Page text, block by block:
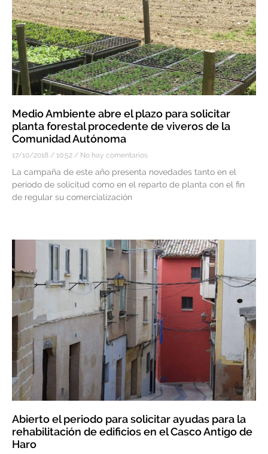
Medio Ambiente abre el plazo para solicitar
planta forestal procedente de viveros de la
Comunidad Autónoma
17/10/2018 10:52 No hay comentarios
La campaña de este año presenta novedades tanto en el
periodo de solicitud como en el reparto de planta con el fin
de regular su comercialización
Abierto el periodo para solicitar ayudas para la
rehabilitación de edificios en el Casco Antigo de
Haro